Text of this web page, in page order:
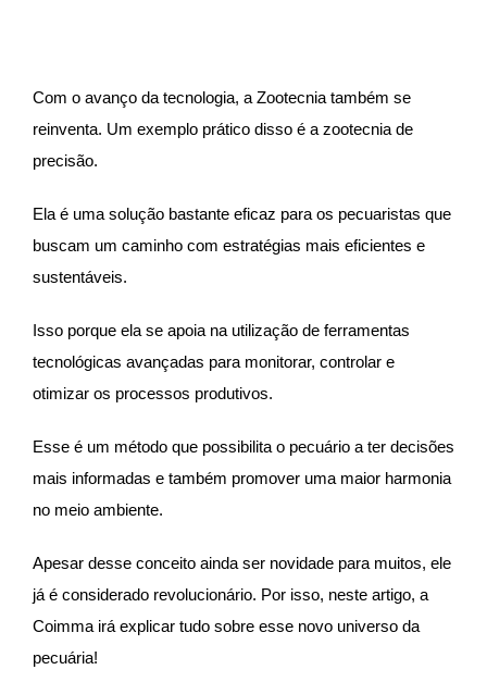
Com o avanço da tecnologia, a Zootecnia também se
reinventa. Um exemplo prático disso é a zootecnia de
precisão.
Ela é uma solução bastante eficaz para os pecuaristas que
buscam um caminho com estratégias mais eficientes e
sustentáveis.
Isso porque ela se apoia na utilização de ferramentas
tecnológicas avançadas para monitorar, controlar e
otimizar os processos produtivos.
Esse é um método que possibilita o pecuário a ter decisões
mais informadas e também promover uma maior harmonia
no meio ambiente.
Apesar desse conceito ainda ser novidade para muitos, ele
já é considerado revolucionário. Por isso, neste artigo, a
Coimma irá explicar tudo sobre esse novo universo da
pecuária!